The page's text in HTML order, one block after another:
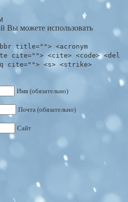
Вы можете использовать
title=""> <acronym
cite=""> <cite> <code> <del
cite=""> <s> <strike>
Имя (обязательно)
Почта (обязательно)
Сайт